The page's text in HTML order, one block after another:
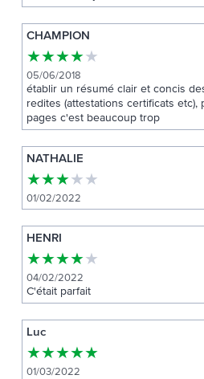
CHAMPION
★★★★★
05/06/2018
établir un résumé clair et concis
redites (attestations certificats etc),
pages c'est beaucoup trop
NATHALIE
★★★★★
01/02/2022
HENRI
★★★★★
04/02/2022
C'était parfait
Luc
★★★★★
01/03/2022